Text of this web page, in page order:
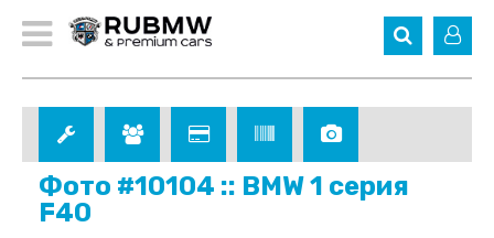
Фото #10104 :: BMW 1 серия
F40